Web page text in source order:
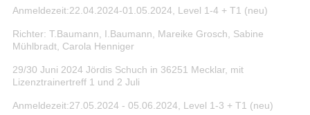
Anmeldezeit:22.04.2024-01.05.2024, Level 1-4 + T1 (neu)
Richter: T.Baumann, I.Baumann, Mareike Grosch, Sabine
Mühlbradt, Carola Henniger
29/30 Juni 2024 Jördis Schuch in 36251 Mecklar, mit
Lizenztrainertreff 1 und 2 Juli
Anmeldezeit:27.05.2024 - 05.06.2024 , Level 1-3 + T1 (neu)